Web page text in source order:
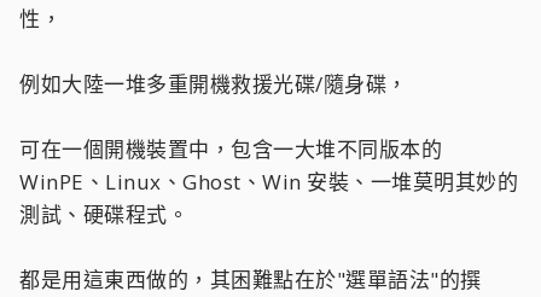
性，
例如大陸一堆多重開機救援光碟/隨身碟，
可在一個開機裝置中，包含一大堆不同版本的
WinPE、Linux、Ghost、Win 安裝、一堆莫明其妙的
測試、硬碟程式。
都是用這東西做的，其困難點在於"選單語法"的撰